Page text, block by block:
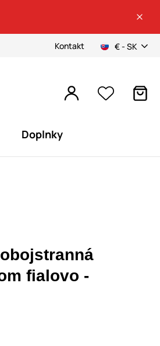
Kontakt € - SK
Doplnky
fialovo -